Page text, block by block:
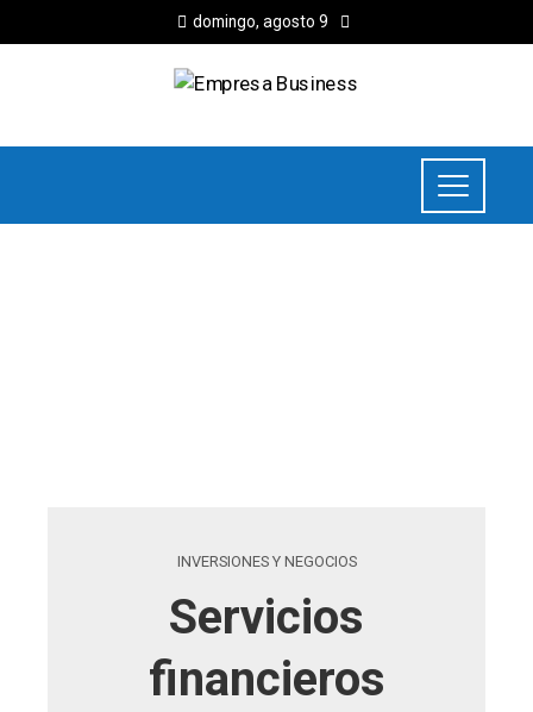
domingo, agosto 9
INVERSIONES Y NEGOCIOS
Servicios
financieros